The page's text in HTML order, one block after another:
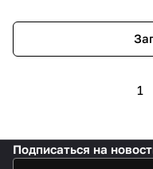
1
Подписаться на